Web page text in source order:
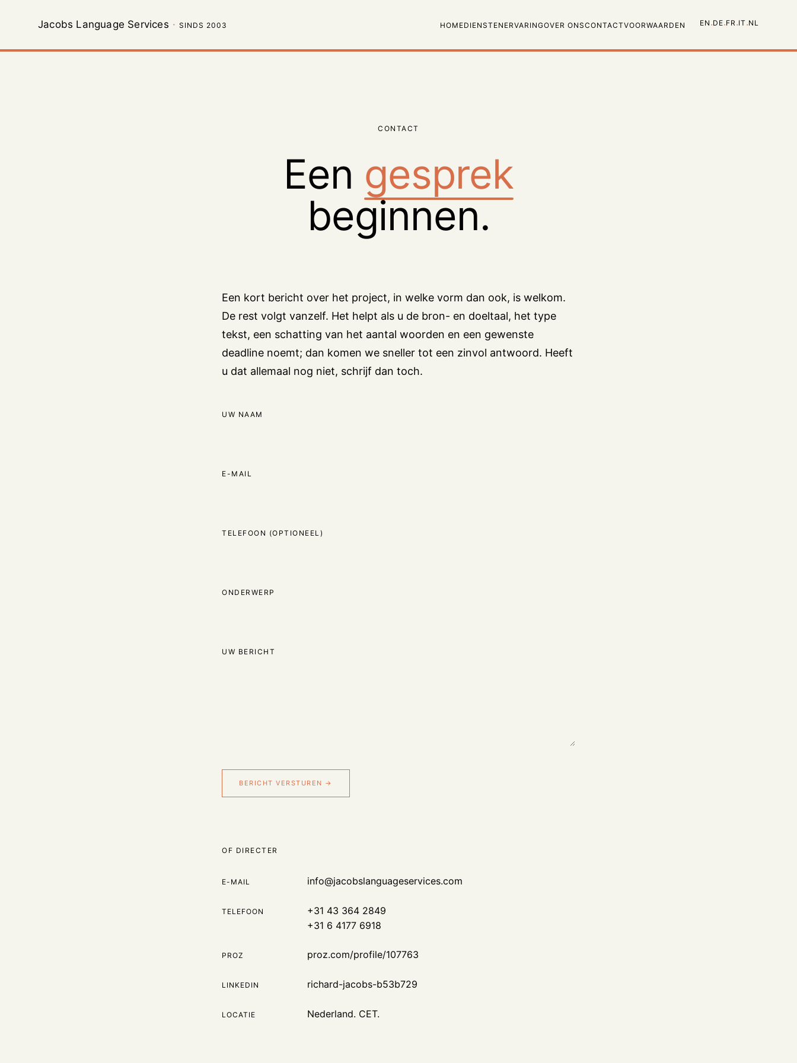
Jacobs Language Services · SINDS 2003 HOMEDIENSTEN ERVARINGOVER ONSCONTACTVOORWAARDEN EN ·DE·FR ·IT ·NL
CONTACT
Een gesprek
beginnen.
Een kort bericht over het project, in welke vorm dan ook, is welkom.
De rest volgt vanzelf. Het helpt als u de bron- en doeltaal, het type
tekst, een schatting van het aantal woorden en een gewenste
deadline noemt; dan komen we sneller tot een zinvol antwoord. Heeft
u dat allemaal nog niet, schrijf dan toch.
UW NAAM
E-MAIL
TELEFOON (OPTIONEEL)
ONDERWERP
UW BERICHT
BERICHT VERSTUREN →
OF DIRECTER
E-MAIL info@jacobslanguageservices.com
TELEFOON
+31 43 364 2849
+31 6 4177 6918
PROZ proz.com/profile/107763
LINKEDIN richard-jacobs-b53b729
LOCATIE Nederland. CET.